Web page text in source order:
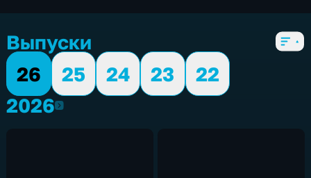
Выпуски
26
25 24 23
22
20262026